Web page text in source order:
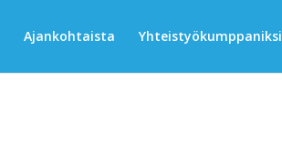
Ajankohtaista Yhteistyökumppaniksi